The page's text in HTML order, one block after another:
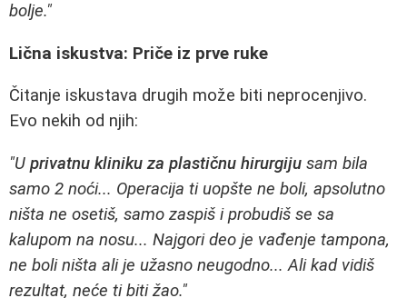
bolje."
Lična iskustva: Priče iz prve ruke
Čitanje iskustava drugih može biti neprocenjivo.
Evo nekih od njih:
"U privatnu kliniku za plastičnu hirurgiju sam bila
samo 2 noći... Operacija ti uopšte ne boli, apsolutno
ništa ne osetiš, samo zaspiš i probudiš se sa
kalupom na nosu... Najgori deo je vađenje tampona,
ne boli ništa ali je užasno neugodno... Ali kad vidiš
rezultat, neće ti biti žao."